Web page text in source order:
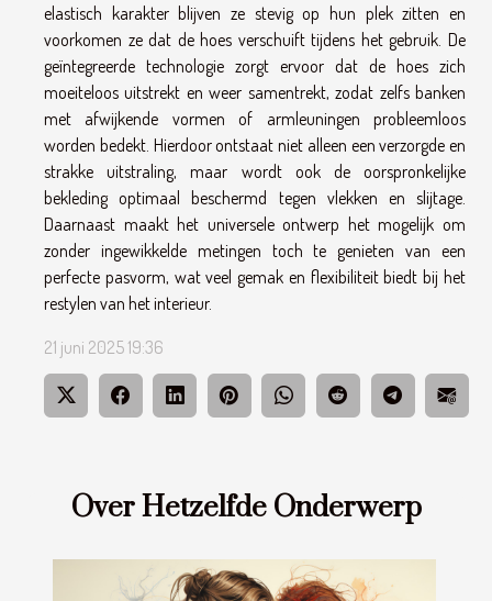
Over Hetzelfde Onderwerp
elastisch karakter blijven ze stevig op hun plek zitten en
voorkomen ze dat de hoes verschuift tijdens het gebruik. De
geïntegreerde technologie zorgt ervoor dat de hoes zich
moeiteloos uitstrekt en weer samentrekt, zodat zelfs banken
met afwijkende vormen of armleuningen probleemloos
worden bedekt. Hierdoor ontstaat niet alleen een verzorgde en
strakke uitstraling, maar wordt ook de oorspronkelijke
bekleding optimaal beschermd tegen vlekken en slijtage.
Daarnaast maakt het universele ontwerp het mogelijk om
zonder ingewikkelde metingen toch te genieten van een
perfecte pasvorm, wat veel gemak en flexibiliteit biedt bij het
restylen van het interieur.
21 juni 2025 19:36